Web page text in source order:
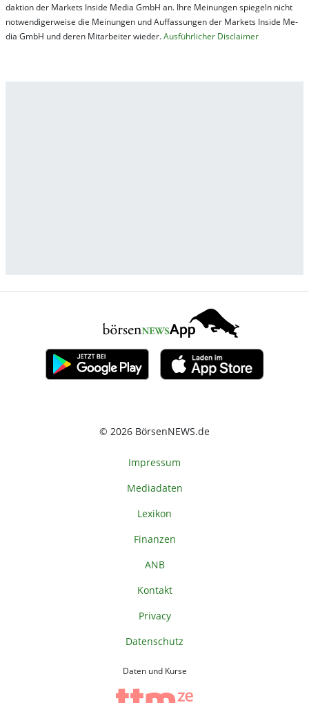
dak­tion der Mar­kets In­side Me­dia GmbH an. Ihre Mei­nung­en spie­geln nicht
not­wen­di­ger­wei­se die Mei­nung­en und Auf­fas­sung­en der Mar­kets In­side Me­
dia GmbH und de­ren Mit­ar­bei­ter wie­der.Aus­führ­lich­er Dis­clai­mer
© 2026 BörsenNEWS.de
Impressum
Mediadaten
Lexikon
Finanzen
ANB
Kontakt
Privacy
Datenschutz
Daten und Kurse